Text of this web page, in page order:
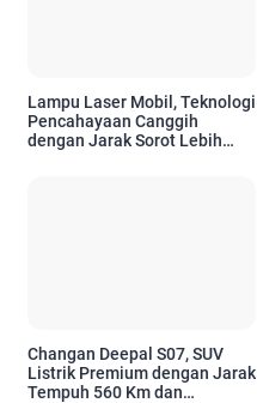
Lampu Laser Mobil, Teknologi
Pencahayaan Canggih
dengan Jarak Sorot Lebih
Changan Deepal S07, SUV
Listrik Premium dengan Jarak
Tempuh 560 Km dan